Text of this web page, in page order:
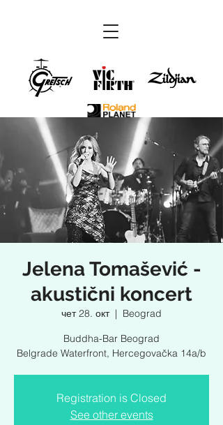
Jelena Tomašević -
akustični koncert
чет 28. окт
  |
Beograd
Buddha-Bar Beograd
Belgrade Waterfront, Hercegovačka 14a/b
Registration is Closed
See other events